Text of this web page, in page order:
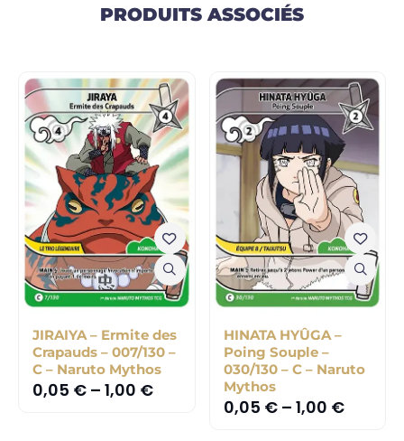
PRODUITS ASSOCIÉS
JIRAIYA – Ermite des
Crapauds – 007/130 –
C – Naruto Mythos
0,05 € – 1,00 €
HINATA HYÛGA –
Poing Souple –
030/130 – C – Naruto
Mythos
0,05 €– 1,00 €